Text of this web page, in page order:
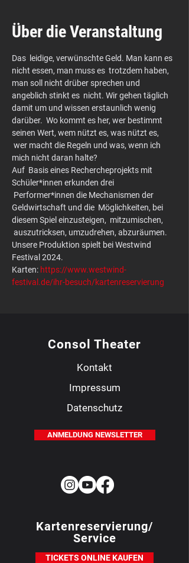
Über die Veranstaltung
Das  leidige, verwünschte Geld. Man kann es
nicht essen, man muss es  trotzdem haben,
man soll nicht drüber sprechen und
angeblich stinkt es  nicht. Wir gehen täglich
damit um und wissen erstaunlich wenig
darüber.  Wo kommt es her, wer bestimmt
seinen Wert, wem nützt es, was nützt es,
wer macht die Regeln und was, wenn ich
mich nicht daran halte?
Auf  Basis eines Rechercheprojekts mit
Schüler*innen erkunden drei
Performer*innen die Mechanismen der
Geldwirtschaft und die  Möglichkeiten, bei
diesem Spiel einzusteigen,  mitzumischen,
auszutricksen, umzudrehen, abzuräumen.
Unsere Produktion spielt bei Westwind
Festival 2024.
Karten: https://www.westwind-
festival.de/ihr-besuch/kartenreservierung
Consol Theater
Kontakt
Impressum
Datenschutz
ANMELDUNG NEWSLETTER
Kartenreservierung/
Service
TICKETS ONLINE KAUFEN